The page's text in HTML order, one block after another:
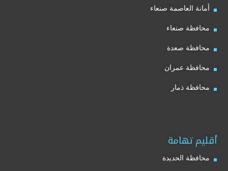
أمانة العاصمة صنعاء
محافظة صنعاء
محافظة صعدة
محافظة عمران
محافظة ذمار
أقليم تهامة
محافظة الحديدة